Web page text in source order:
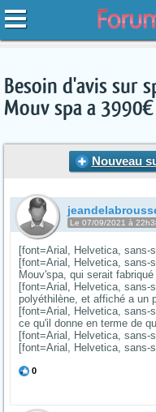
Besoin d'avis sur
Mouv spa a 3990€
Nouveau
Le 07/09/2021 à
[font=Arial, Helvetica, sans-
[font=Arial, Helvetica, sans-
Mouv'spa, qui serait
[font=Arial, Helvetica, sans-
polyéthilène, et affiché a un
[font=Arial, Helvetica, sans-
ce qu'il donne en terme de
[font=Arial, Helvetica, sans-
[font=Arial, Helvetica, sans-
0